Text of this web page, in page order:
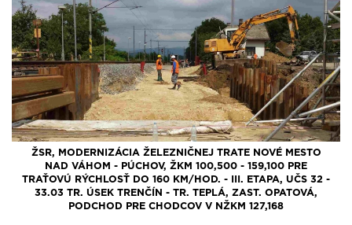
ŽSR, MODERNIZÁCIA ŽELEZNIČNEJ TRATE NOVÉ MESTO
NAD VÁHOM - PÚCHOV, ŽKM 100,500 - 159,100 PRE
TRAŤOVÚ RÝCHLOSŤ DO 160 KM/HOD. - III. ETAPA, UČS 32 -
33.03 TR. ÚSEK TRENČÍN - TR. TEPLÁ, ZAST. OPATOVÁ,
PODCHOD PRE CHODCOV V NŽKM 127,168